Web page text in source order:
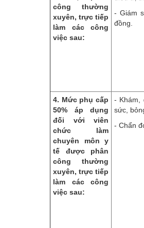
công thường
xuyên, trực tiếp
làm các công
việc sau:
- Giám
đồng.
4. Mức phụ cấp
50% áp dụng
đối với viên
chức làm
chuyên môn y
tế được phân
công thường
xuyên, trực tiếp
làm các công
việc sau:
- Khám,
sức,
- Chẩn